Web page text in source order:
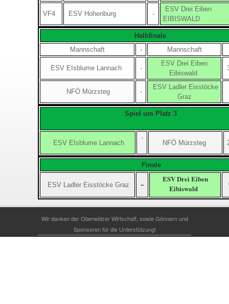
VF4 ESV Hohenburg -
ESV Drei Eiben
EIBISWALD
Halbfinale
Mannschaft
- Mannschaft
ESV EIsblume Lannach -
ESV Drei Eiben
Eibiswald
NFÖ Mürzsteg -
ESV Ladler Eisstöcke
Graz
Spiel um Platz 3
ESV EIsblume Lannach
-
NFÖ Mürzsteg
Finale
ESV Ladler Eisstöcke Graz -
ESV Drei Eiben
Eibiswald
Wir danken der Oberwölzer Wirtschaft, sowie Gönnern und
Sponsoren für die Unterstützung!